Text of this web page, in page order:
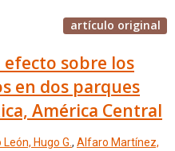
artículo original
sobre los
en dos parques
América Central
León, Hugo G., Alfaro Martínez,